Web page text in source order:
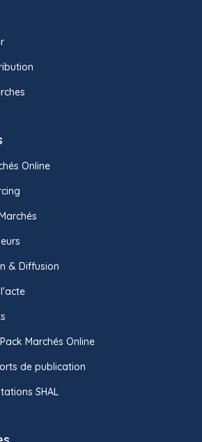
Online
& Diffusion
Marchés Online
de publication
SHAL